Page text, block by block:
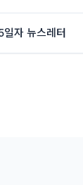
자 뉴스레터